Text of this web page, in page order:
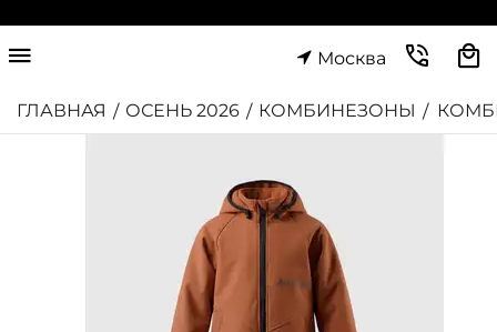
Москва
ГЛАВНАЯ / ОСЕНЬ 2026 / КОМБИНЕЗОНЫ /